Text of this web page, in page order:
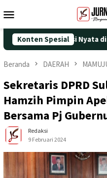
ke
Mobile
Konten Spesial
dengan Aksi Nyata di Pantai
Beranda DAERAH
Sekretaris DPRD
Hamzih Pimpin
Bersama Pj
Redaksi
9 Februari 2024